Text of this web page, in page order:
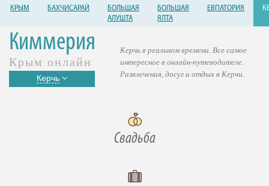
КРЫМ БАХЧИСАРАЙ
БОЛЬШАЯ
АЛУШТА
БОЛЬШАЯ
ЯЛТА
ЕВПАТОРИЯ
Киммерия
Крым онлайн
Керчь
Свадьба
Керчь в реальном времени. Все самое
интересное в онлайн-путеводителе.
Развлечения, досуг и отдых в Керчи.